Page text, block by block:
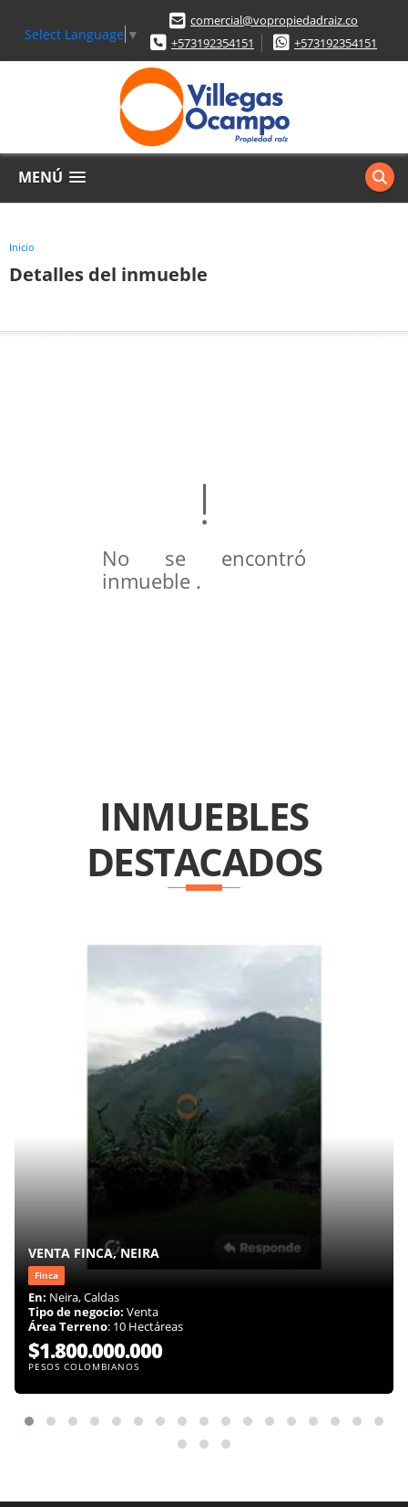
Select Language ▼
comercial@vopropiedadraiz.co
+573192354151
+573192354151
MENÚ
Inicio
Detalles del inmueble
No se encontró
inmueble .
INMUEBLES
DESTACADOS
VENTA FINCA, NEIRA
Finca
En: Neira, Caldas
Tipo de negocio: Venta
Área Terreno: 10 Hectáreas
$1.800.000.000
PESOS COLOMBIANOS